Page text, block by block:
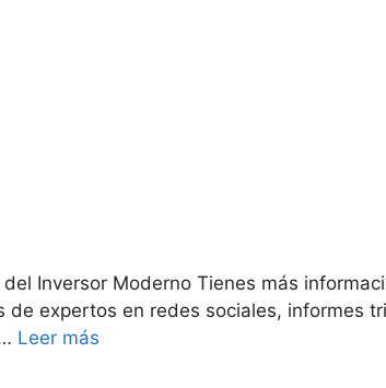
Inversor Moderno Tienes más
expertos en redes sociales, informes
Leer más